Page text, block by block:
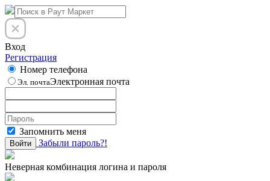
Вход
Регистрация
Номер телефона
Эл. почтаЭлектронная почта
Запомнить меня
Войти Забыли пароль?!
Неверная комбинация логина и пароля